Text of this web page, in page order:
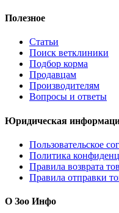
Полезное
Статьи
Поиск ветклиники
Подбор корма
Продавцам
Производителям
Вопросы и ответы
Юридическая
Пользовательское
Политика
Правила возврата
Правила отправки
О Зоо Инфо